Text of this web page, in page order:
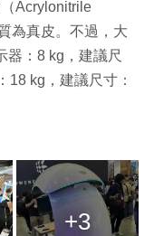
Acrylonitrile
為真皮。不過，大
器：8 kg，建議尺
18 kg，建議尺寸：
+3